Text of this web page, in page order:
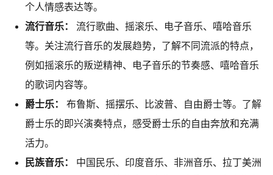
个人情感表达等。
流行音乐：
流行歌曲、摇滚乐、电子音乐、嘻哈音乐
等。关注流行音乐的发展趋势，了解不同流派的特点，
例如摇滚乐的叛逆精神、电子音乐的节奏感、嘻哈音乐
的歌词内容等。
爵士乐：
布鲁斯、摇摆乐、比波普、自由爵士等。了解
爵士乐的即兴演奏特点，感受爵士乐的自由奔放和充满
活力。
民族音乐：
中国民乐、印度音乐、非洲音乐、拉丁美洲